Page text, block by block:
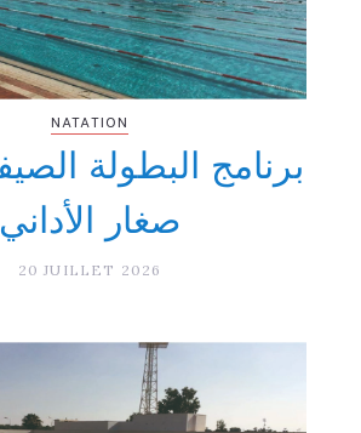
NATATION
برنامج البطولة
صغار الأداني
20 JUILLET 2026